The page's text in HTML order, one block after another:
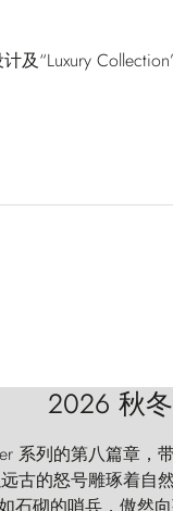
及“Luxury
2026 秋
系列的第八篇章
的怒号雕琢着自然